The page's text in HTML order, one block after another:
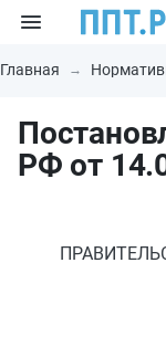
Главная
РФ от